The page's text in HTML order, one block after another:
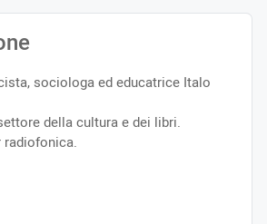
sociologa ed educatrice Italo
della cultura e dei libri.
radiofonica.